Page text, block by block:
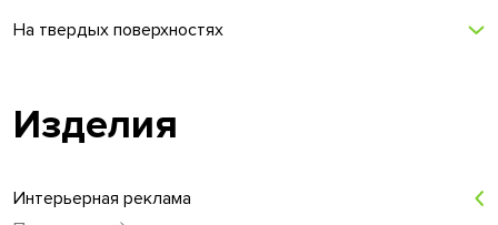
На твердых поверхностях
Изделия
Интерьерная реклама